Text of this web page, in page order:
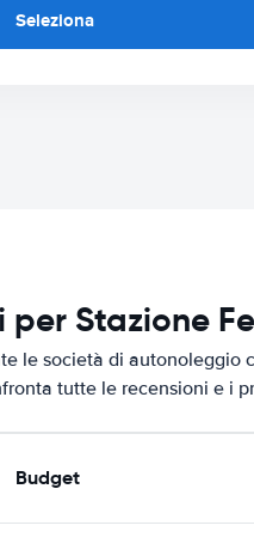
Seleziona
Stazione
le società di
tutte le recensioni e i
Budget